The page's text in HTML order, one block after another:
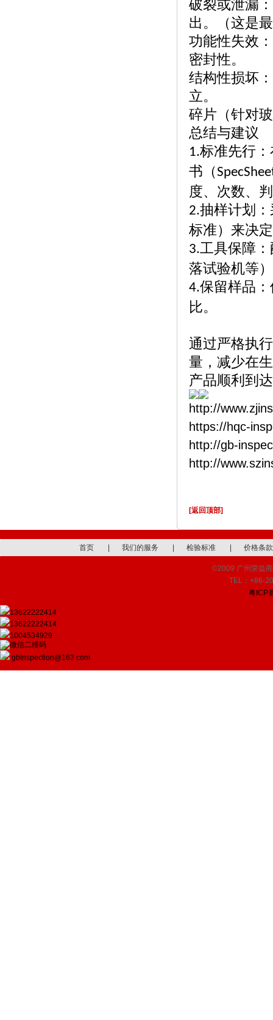
破裂或泄漏
出。（这是
功能性失效
密封性。
结构性损坏
立。
碎片（针对
总结与建议
1.标准先行
书（
度、次数、
2.抽样计划
标准）来决
3.工具保障
落试验机等
4.保留样品
比。
通过严格执
量，减少在
产品顺利到
http://
https://hqc-
http://gb-
http://
[返回顶部]
首页 我们的服务 检验标准 价格条款
©2009 广州荣益
TEL：+86-
粤ICP
13622222414
13622222414
1004534929
gbinspection@163.com